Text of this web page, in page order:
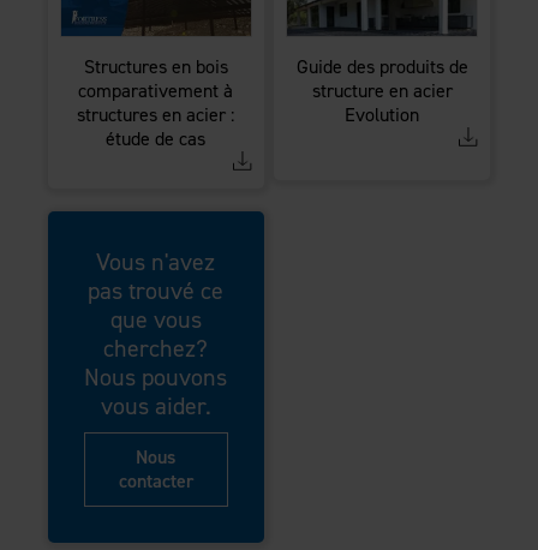
Structures en bois
comparativement à
structures en acier :
étude de cas
Guide des produits de
structure en acier
Evolution
Vous n'avez
pas trouvé ce
que vous
cherchez?
Nous pouvons
vous aider.
Nous
contacter